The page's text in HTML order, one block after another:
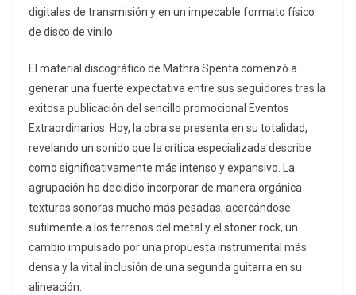
digitales de transmisión y en un impecable formato físico
de disco de vinilo.
El material discográfico de Mathra Spenta comenzó a
generar una fuerte expectativa entre sus seguidores tras la
exitosa publicación del sencillo promocional Eventos
Extraordinarios. Hoy, la obra se presenta en su totalidad,
revelando un sonido que la crítica especializada describe
como significativamente más intenso y expansivo. La
agrupación ha decidido incorporar de manera orgánica
texturas sonoras mucho más pesadas, acercándose
sutilmente a los terrenos del metal y el stoner rock, un
cambio impulsado por una propuesta instrumental más
densa y la vital inclusión de una segunda guitarra en su
alineación.